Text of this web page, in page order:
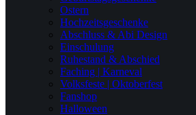
Ostern
Hochzeitsgeschenke
Abschluss & Abi Design
Einschulung
Ruhestand & Abschied
Faching | Karneval
Volksfeste | Oktoberfest
Fanshop
Halloween